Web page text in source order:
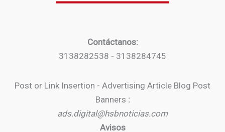
Contáctanos:
3138282538 - 3138284745
Post or Link Insertion - Advertising Article Blog Post
Banners :
ads.digital@hsbnoticias.com
Avisos